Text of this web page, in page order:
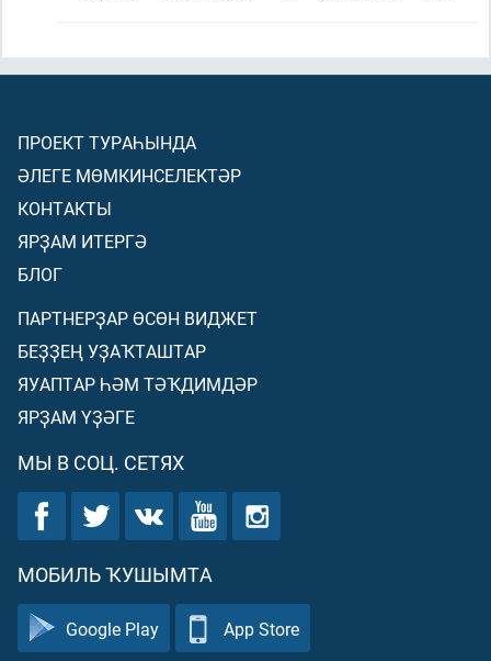
ПРОЕКТ ТУРАҺЫНДА
ӘЛЕГЕ МӨМКИНСЕЛЕКТӘР
КОНТАКТЫ
ЯРҘАМ ИТЕРГӘ
БЛОГ
ПАРТНЕРҘАР ӨСӨН ВИДЖЕТ
БЕҘҘЕҢ УҘАҠТАШТАР
ЯУАПТАР ҺӘМ ТӘҠДИМДӘР
ЯРҘАМ ҮҘӘГЕ
МЫ В СОЦ. СЕТЯХ
МОБИЛЬ ҠУШЫМТА
Google Play App Store